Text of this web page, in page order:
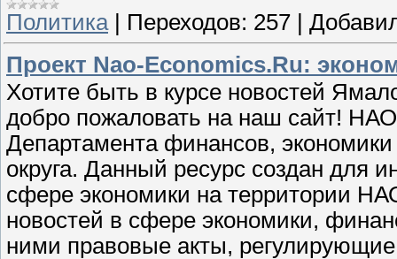
Политика| Переходов: 257
Проект Nao-Economics.Ru:
Хотите быть в курсе новостей
добро пожаловать на наш сайт!
Департамента финансов,
округа. Данный ресурс создан для
сфере экономики на территории
новостей в сфере экономики,
ними правовые акты, регулирующие